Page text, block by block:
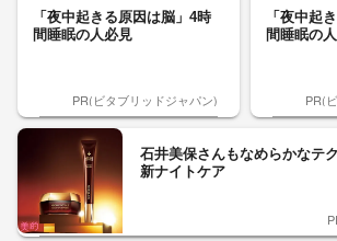
「夜中起きる原因は脳」4時
間睡眠の人必見
PR(ビタブリッドジャパン)
「夜中起
間睡眠の
PR(
石井美保さんもなめらかなテ
新ナイトケア